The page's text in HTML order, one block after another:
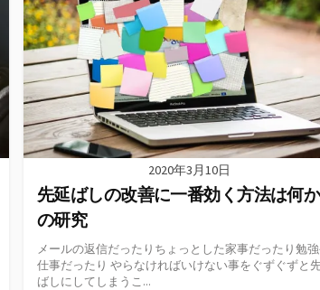
リ
ー
2020年3月10日
先延ばしの改善に一番効く方法は何
の研究
メールの返信だったりちょっとした家事だったり勉
仕事だったり やらなければいけない事をぐずぐずと
ばしにしてしまうこ...